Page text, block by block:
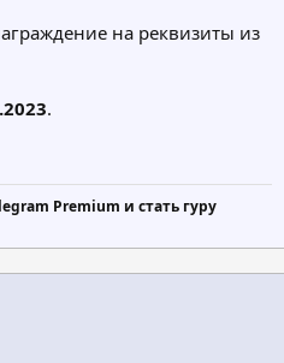
на реквизиты из
.
Premium и стать гуру